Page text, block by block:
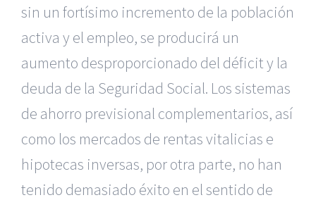
sin un fortísimo incremento de la población
activa y el empleo, se producirá un
aumento desproporcionado del déficit y la
deuda de la Seguridad Social. Los sistemas
de ahorro previsional complementarios, así
como los mercados de rentas vitalicias e
hipotecas inversas, por otra parte, no han
tenido demasiado éxito en el sentido de